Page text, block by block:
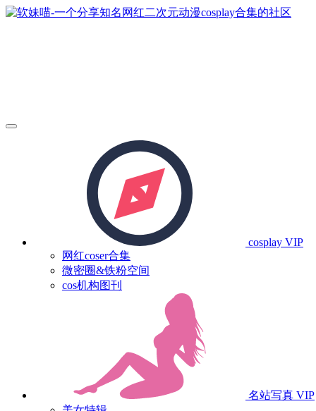
cosplay VIP
网红coser合集
微密圈&铁粉空间
cos机构图刊
名站写真 VIP